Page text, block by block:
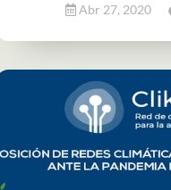
Abr 27, 2020